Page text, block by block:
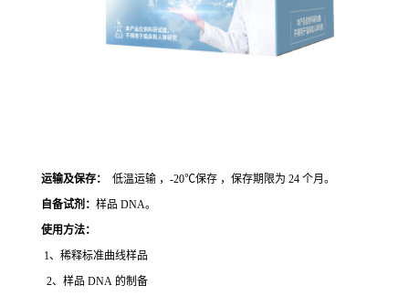
运输及保存：
低温运输 ，-20℃保存 ，保存期限为 24 个月。
自备试剂： 样品 DNA。
使用方法：
1、稀释标准曲线样品
2、样品 DNA 的制备